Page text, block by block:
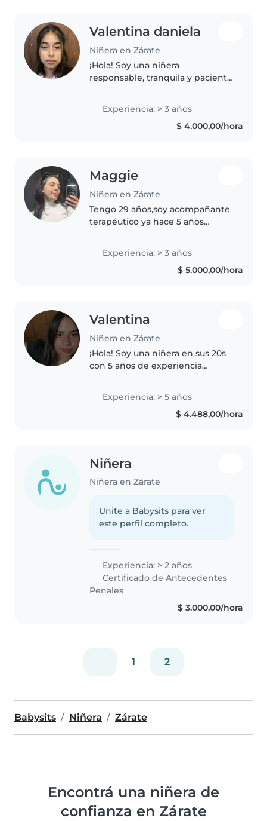
Valentina daniela
Niñera en Zárate
¡Hola! Soy una niñera
responsable, tranquila y paciente
experiencia cuidando niños de
todas las edades, desde bebés
hasta adolescentes. Me encanta
Experiencia: > 3 años
$ 4.000,00/hora
Maggie
Niñera en Zárate
Tengo 29 años,soy acompañante
terapéutico ya hace 5 años
psicopedagogía ,carrera cual
estoy intentando retomar . Me
llevo muy bien con niños/as y
Experiencia: > 3 años
$ 5.000,00/hora
Valentina
Niñera en Zárate
¡Hola! Soy una niñera en sus 20s
con 5 años de experiencia
adolescentes. Me encanta
dibujar, leer cuentos, hacer
Experiencia: > 5 años
$ 4.488,00/hora
Niñera
Niñera en Zárate
Unite a Babysits para ver
este perfil completo.
Experiencia: > 2 años
Certificado de Antecedentes
Penales
$ 3.000,00/hora
1 2
Babysits Niñera Zárate
Encontrá una niñera de
confianza en Zárate